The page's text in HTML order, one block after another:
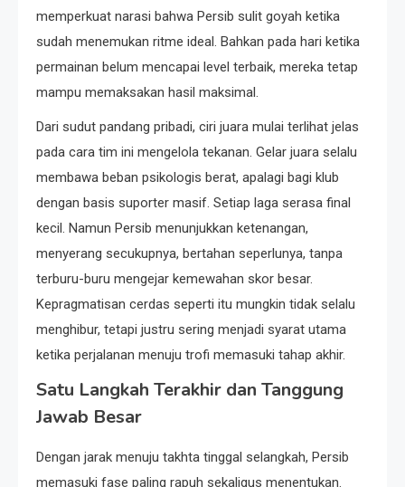
memperkuat narasi bahwa Persib sulit goyah ketika
sudah menemukan ritme ideal. Bahkan pada hari ketika
permainan belum mencapai level terbaik, mereka tetap
mampu memaksakan hasil maksimal.
Dari sudut pandang pribadi, ciri juara mulai terlihat jelas
pada cara tim ini mengelola tekanan. Gelar juara selalu
membawa beban psikologis berat, apalagi bagi klub
dengan basis suporter masif. Setiap laga serasa final
kecil. Namun Persib menunjukkan ketenangan,
menyerang secukupnya, bertahan seperlunya, tanpa
terburu-buru mengejar kemewahan skor besar.
Kepragmatisan cerdas seperti itu mungkin tidak selalu
menghibur, tetapi justru sering menjadi syarat utama
ketika perjalanan menuju trofi memasuki tahap akhir.
Satu Langkah Terakhir dan Tanggung
Jawab Besar
Dengan jarak menuju takhta tinggal selangkah, Persib
memasuki fase paling rapuh sekaligus menentukan.